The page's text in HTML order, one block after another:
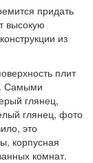
придать
высокую
из
плит
Самыми
глянец,
глянец, фото
это
корпусная
комнат.